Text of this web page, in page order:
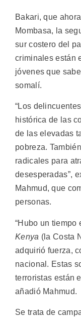
Bakari, que
Mombasa, la
sur costero del
criminales están
jóvenes que
somalí.
“Los
histórica de las
de las elevadas
pobreza.
radicales para
desesperadas”,
Mahmud, que
personas.
“Hubo un tiempo
Kenya (la Costa
adquirió fuerza,
nacional. Estas
terroristas están
añadió Mahmud.
Se trata de